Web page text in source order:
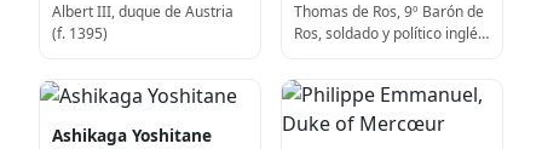
Albert III, duque de Austria
(f. 1395)
Thomas de Ros, 9º Barón de
Ros, soldado y político inglés
Ashikaga Yoshitane